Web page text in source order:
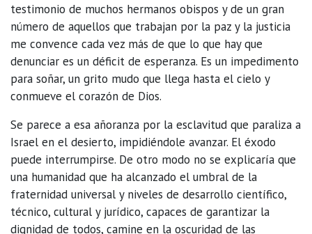
testimonio de muchos hermanos obispos y de un gran
número de aquellos que trabajan por la paz y la justicia
me convence cada vez más de que lo que hay que
denunciar es un déficit de esperanza. Es un impedimento
para soñar, un grito mudo que llega hasta el cielo y
conmueve el corazón de Dios.
Se parece a esa añoranza por la esclavitud que paraliza a
Israel en el desierto, impidiéndole avanzar. El éxodo
puede interrumpirse. De otro modo no se explicaría que
una humanidad que ha alcanzado el umbral de la
fraternidad universal y niveles de desarrollo científico,
técnico, cultural y jurídico, capaces de garantizar la
dignidad de todos, camine en la oscuridad de las